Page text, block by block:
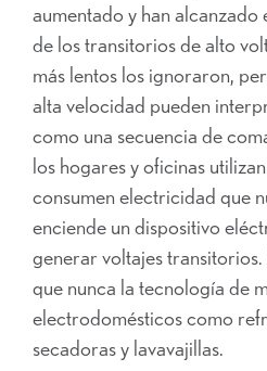
aumentado y han
de los transitorios de alto
más lentos los ignoraron,
alta velocidad pueden
como una secuencia de
los hogares y oficinas
consumen electricidad que
enciende un dispositivo
generar voltajes transitorios.
que nunca la tecnología de
electrodomésticos como
secadoras y lavavajillas.